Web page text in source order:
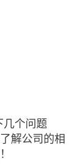
几个问题
解公司的相